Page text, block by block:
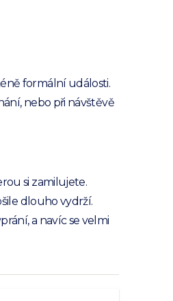
formální události.
nebo při návštěvě
si zamilujete.
dlouho vydrží.
a navíc se velmi